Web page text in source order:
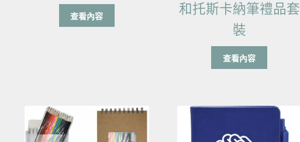
查看內容
和托斯卡納筆禮品套
裝
查看內容